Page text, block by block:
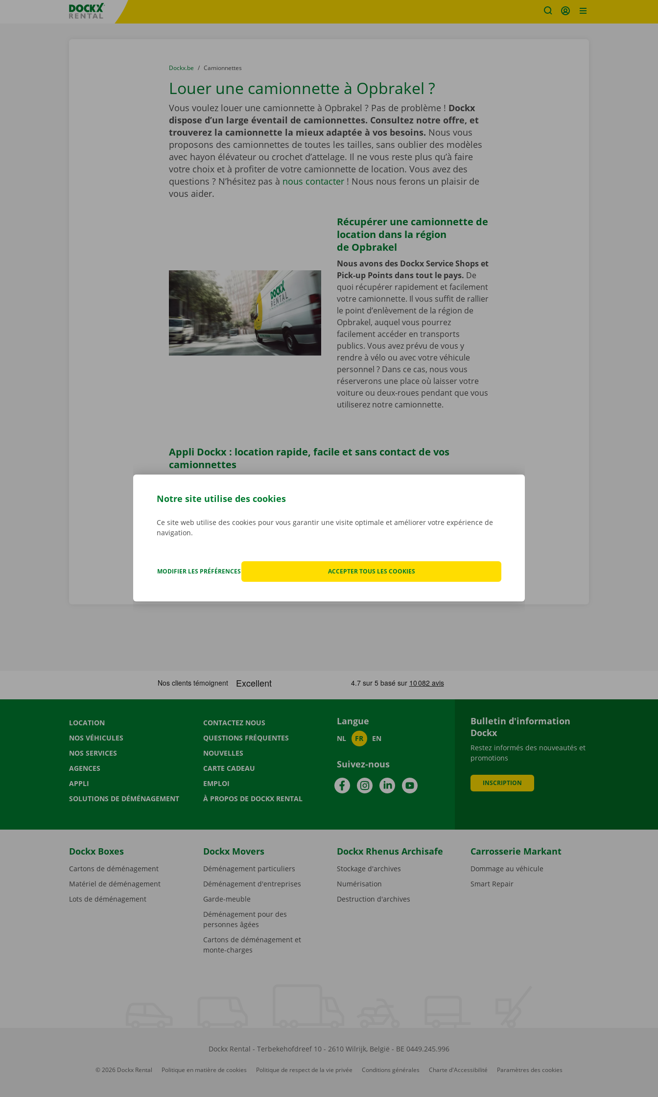
sitename
You are here:
du
Dockx.be to
Camionnettes
Louer une camionnette à Opbrakel ?
Vous voulez louer une camionnette à Opbrakel ? Pas de problème ! Dockx
dispose d’un large éventail de camionnettes. Consultez notre offre, et
trouverez la camionnette la mieux adaptée à vos besoins. Nous vous
proposons des camionnettes de toutes les tailles, sans oublier des modèles
avec hayon élévateur ou crochet d’attelage. Il ne vous reste plus qu’à faire
votre choix et à profiter de votre camionnette de location. Vous avez des
questions ? N’hésitez pas à nous contacter! Nous nous ferons un plaisir de
vous aider.
Récupérer une camionnette de
location dans la région
de Opbrakel
Nous avons des Dockx Service Shops et
Pick-up Points dans tout le pays. De
quoi récupérer rapidement et facilement
votre camionnette. Il vous suffit de rallier
le point d’enlèvement de la région de
Opbrakel, auquel vous pourrez
facilement accéder en transports
publics. Vous avez prévu de vous y
rendre à vélo ou avec votre véhicule
personnel ? Dans ce cas, nous vous
réserverons une place où laisser votre
voiture ou deux-roues pendant que vous
utiliserez notre camionnette.
Appli Dockx : location rapide, facile et sans contact de vos
camionnettes
h/24 et 7 j/7. Vous pouvez à présent louer une camionnette sans contact, puis l’ouvrir
en toute facilité à l’aide d’une clé numérique. Sélectionnez un point d’enlèvement,
joué ! Téléchargez sans plus attendre notre appli gratuite pourAndroidou Apple.
LOCATION
NOS VÉHICULES
NOS SERVICES
AGENCES
APPLI
SOLUTIONS DE DÉMÉNAGEMENT
CONTACTEZ NOUS
QUESTIONS FRÉQUENTES
NOUVELLES
CARTE CADEAU
EMPLOI
À PROPOS DE DOCKX RENTAL
Langue
NL FR EN
Suivez-nous
FacebookInstagramLinkedInYouTube
Bulletin d'information
Dockx
Restez informés des nouveautés et
promotions
INSCRIPTION
Dockx Boxes
Cartons de déménagement
Matériel de déménagement
Lots de déménagement
Dockx Movers
Déménagement particuliers
Déménagement d'entreprises
Garde-meuble
Déménagement pour des
personnes âgées
Cartons de déménagement et
monte-charges
Dockx Rhenus Archisafe
Stockage d'archives
Numérisation
Destruction d'archives
Carrosserie Markant
Dommage au véhicule
Smart Repair
Dockx Rental - Terbekehofdreef 10- 2610 Wilrijk, België - BE 0449.245.996
© 2026 Dockx Rental Politique en matière de cookies Politique de respect de la vie privée Conditions générales Charte d'Accessibilité Paramètres des cookies
Notre site utilise des cookies
Ce site web utilise des cookies pour vous garantir une visite optimale et améliorer votre expérience de
navigation.
MODIFIER LES PRÉFÉRENCES ACCEPTER TOUS LES COOKIES